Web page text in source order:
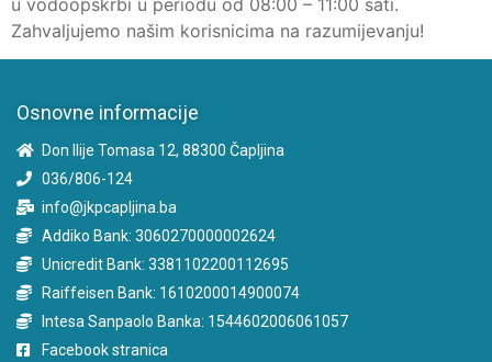
Zahvaljujemo našim korisnicima na razumijevanju!
Osnovne informacije
Don Ilije Tomasa 12, 88300 Čapljina
036/806-124
info@jkpcapljina.ba
Addiko Bank: 3060270000002624
Unicredit Bank: 3381102200112695
Raiffeisen Bank: 1610200014900074
Intesa Sanpaolo Banka: 1544602006061057
Facebook stranica